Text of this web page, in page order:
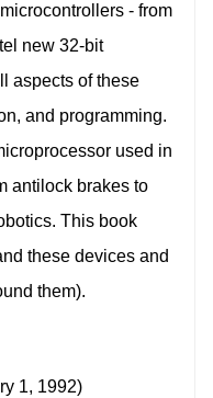
- from
new 32-bit
aspects of these
and programming.
used in
antilock brakes to
This book
these devices and
them).
1, 1992)